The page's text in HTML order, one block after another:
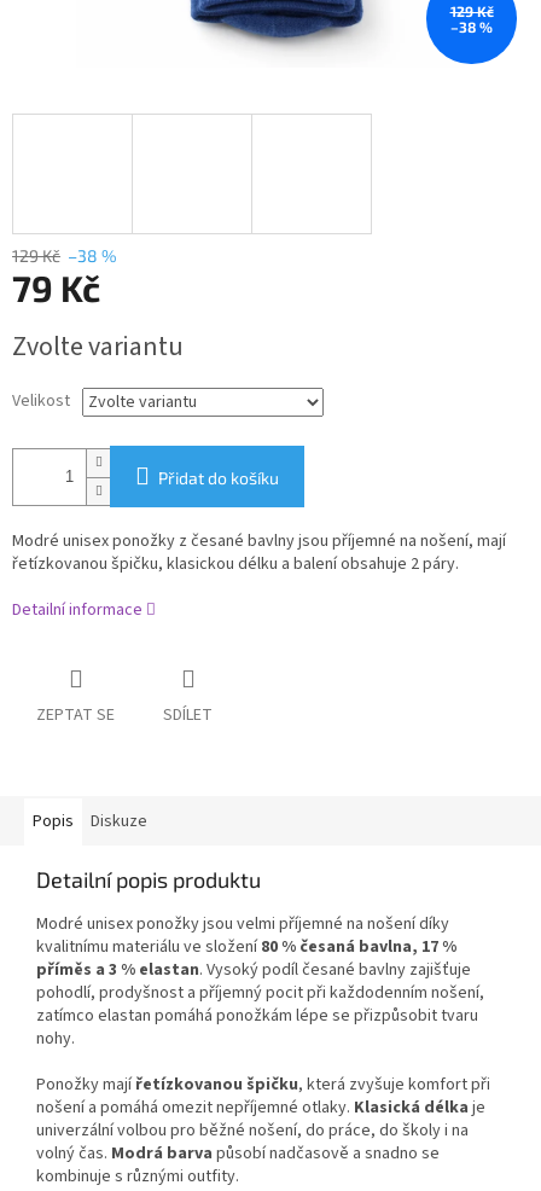
129 Kč
–38 %
129 Kč –38 %
79 Kč
cena:
Zvolte variantu
Velikost
Přidat do košíku
Modré unisex ponožky z česané bavlny jsou příjemné na nošení, mají
řetízkovanou špičku, klasickou délku a balení obsahuje 2 páry.
Detailní informace
ZEPTAT SE SDÍLET
Popis Diskuze
Detailní popis produktu
Modré unisex ponožky jsou velmi příjemné na nošení díky
kvalitnímu materiálu ve složení80 % česaná bavlna, 17 %
příměs a 3 % elastan. Vysoký podíl česané bavlny zajišťuje
pohodlí, prodyšnost a příjemný pocit při každodenním nošení,
zatímco elastan pomáhá ponožkám lépe se přizpůsobit tvaru
nohy.
Ponožky majířetízkovanou špičku, která zvyšuje komfort při
nošení a pomáhá omezit nepříjemné otlaky. Klasická délka je
univerzální volbou pro běžné nošení, do práce, do školy i na
volný čas. Modrá barva působí nadčasově a snadno se
kombinuje s různými outfity.